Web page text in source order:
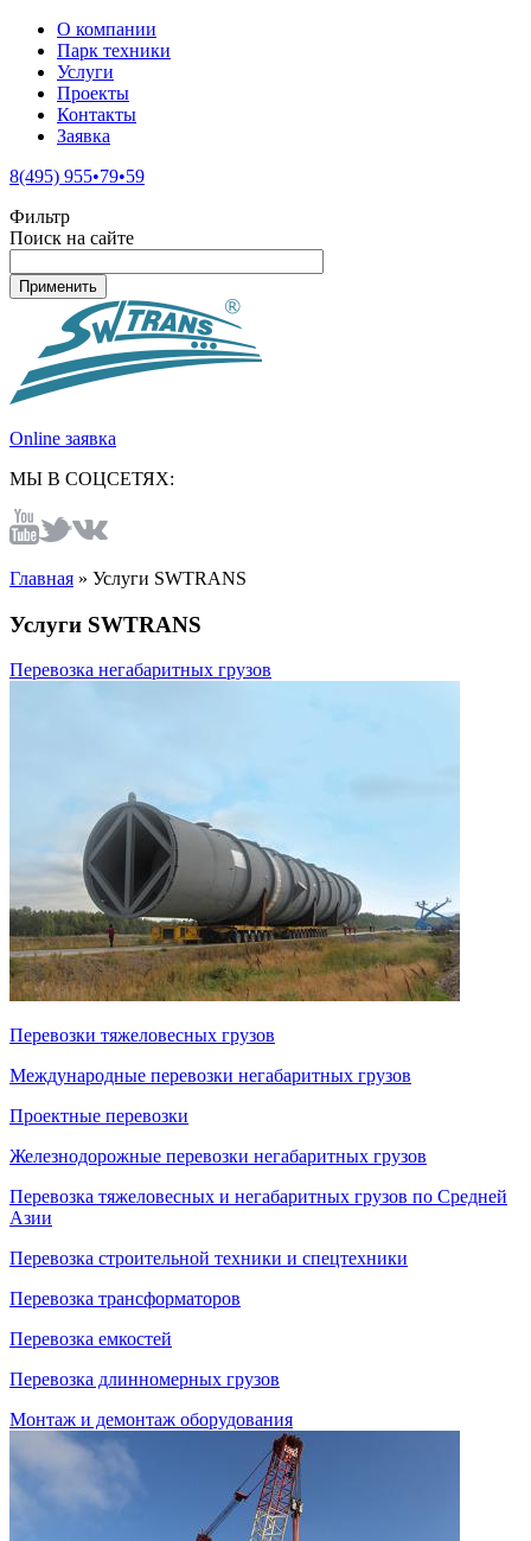
О компании
Парк техники
Услуги
Проекты
Контакты
Заявка
8(495) 955•79•59
Фильтр
Поиск на сайте
Online заявка
МЫ В СОЦСЕТЯХ:
Главная » Услуги SWTRANS
Услуги SWTRANS
Перевозка негабаритных грузов
Перевозки тяжеловесных грузов
Международные перевозки негабаритных грузов
Проектные перевозки
Железнодорожные перевозки негабаритных грузов
Перевозка тяжеловесных и негабаритных грузов по Средней
Азии
Перевозка строительной техники и спецтехники
Перевозка трансформаторов
Перевозка емкостей
Перевозка длинномерных грузов
Монтаж и демонтаж оборудования